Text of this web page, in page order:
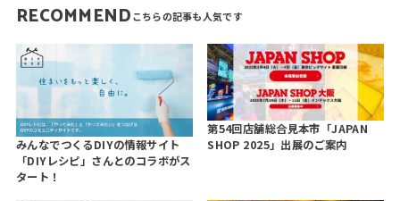
RECOMMEND
みんなでつくるDIYの情報サイト
「DIYレシピ」さんとのコラボがス
タート！
第54回店舗総合見本市「JAPAN
SHOP 2025」出展のご案内